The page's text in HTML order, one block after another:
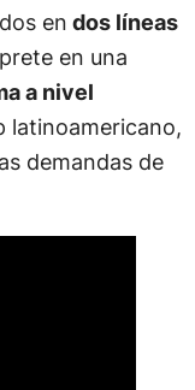
en dos líneas
en una
a nivel
latinoamericano,
demandas de